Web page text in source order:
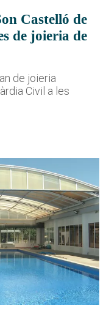
Castelló de
de joieria de
de joieria
Civil a les